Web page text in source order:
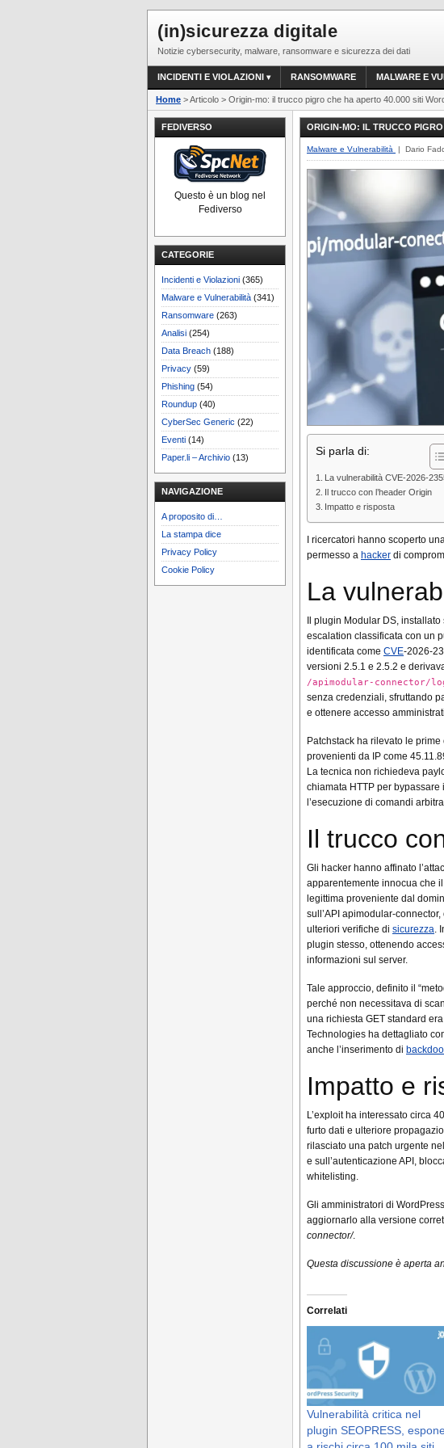
(in)sicurezza digitale
Notizie cybersecurity, malware, ransomware e sicurezza dei dati
INCIDENTI E VIOLAZIONI RANSOMWARE MALWARE E
Home > Articolo > Origin-mo: il trucco pigro che ha aperto 40.000 siti
FEDIVERSO
Questo è un blog nel
Fediverso
CATEGORIE
Incidenti e Violazioni (365)
Malware e Vulnerabilità (341)
Ransomware (263)
Analisi (254)
Data Breach (188)
Privacy (59)
Phishing (54)
Roundup (40)
CyberSec Generic (22)
Eventi (14)
Paper.li – Archivio (13)
NAVIGAZIONE
A proposito di…
La stampa dice
Privacy Policy
Cookie Policy
ORIGIN-MO: IL TRUCCO
Malware e Vulnerabilità | Dario
Si parla di:
La vulnerabilità CVE-2026-
Il trucco con l’header Origin
Impatto e risposta
I ricercatori hanno scoperto
permesso a hacker di
La
Il plugin Modular DS,
escalation classificata con un
identificata come CVE-2026-
versioni 2.5.1 e 2.5.2 e
/apimodular-connector/
senza credenziali, sfruttando
e ottenere accesso
Patchstack ha rilevato le
provenienti da IP come
La tecnica non richiedeva
chiamata HTTP per
l’esecuzione di comandi
Il trucco
Gli hacker hanno affinato
apparentemente innocua che
legittima proveniente dal
sull’API apimodular-
ulteriori verifiche di sicurezza.
plugin stesso, ottenendo
informazioni sul server.
Tale approccio, definito il
perché non necessitava di
una richiesta GET standard
Technologies ha dettagliato
anche l’inserimento di
Impatto e
L’exploit ha interessato circa
furto dati e ulteriore
rilasciato una patch urgente
e sull’autenticazione API,
whitelisting.
Gli amministratori di
aggiornarlo alla versione
connector/.
Questa discussione è aperta
Correlati
Vulnerabilità critica nel
plugin SEOPRESS,